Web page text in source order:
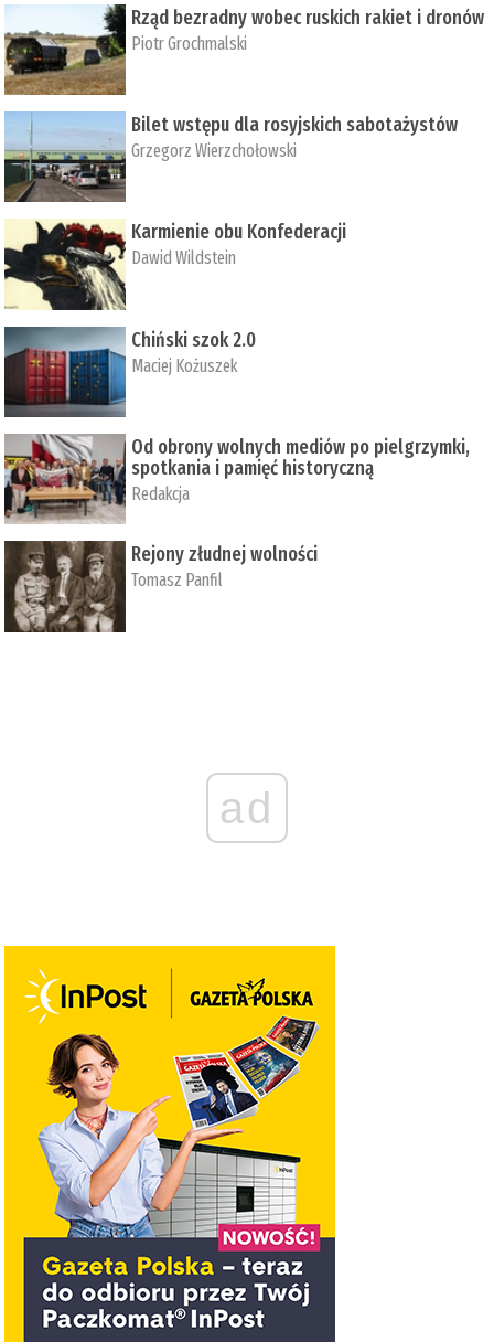
Rząd bezradny wobec ruskich rakiet i dronów
Piotr Grochmalski
Bilet wstępu dla rosyjskich sabotażystów
Grzegorz Wierzchołowski
Karmienie obu Konfederacji
Dawid Wildstein
Chiński szok 2.0
Maciej Kożuszek
Od obrony wolnych mediów po pielgrzymki,
spotkania i pamięć historyczną
Redakcja
Rejony złudnej wolności
Tomasz Panfil
ad